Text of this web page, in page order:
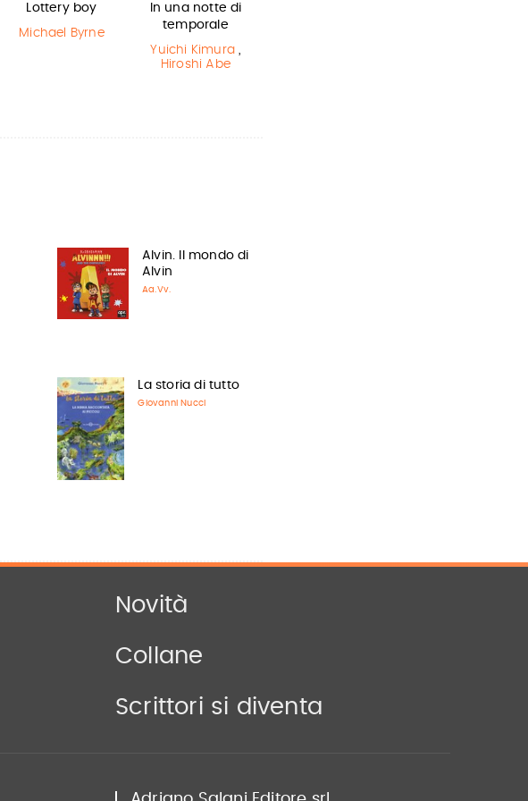
Lottery boy
Michael Byrne
In una notte di
temporale
Yuichi Kimura
Hiroshi Abe
Alvin. Il mondo di
Alvin
Aa.Vv.
La storia di tutto
Giovanni Nucci
Novità
Collane
Scrittori si diventa